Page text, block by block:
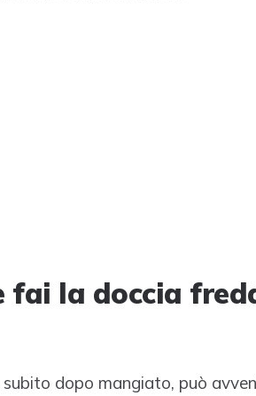
fai la doccia
dopo mangiato, può